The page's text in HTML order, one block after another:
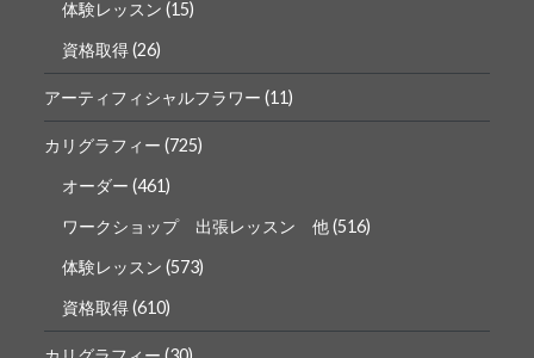
体験レッスン (15)
資格取得(26)
アーティフィシャルフラワー (11)
カリグラフィー (725)
オーダー (461)
ワークショップ 出張レッスン 他(516)
体験レッスン (573)
資格取得(610)